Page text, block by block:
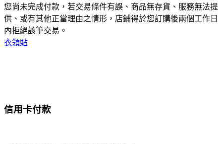
您尚未完成付款，若交易條件有誤、商品無存貨、服務無法提
供、或有其他正當理由之情形，店鋪得於您訂購後兩個工作日
內拒絕該筆交易。
衣領貼
信用卡付款